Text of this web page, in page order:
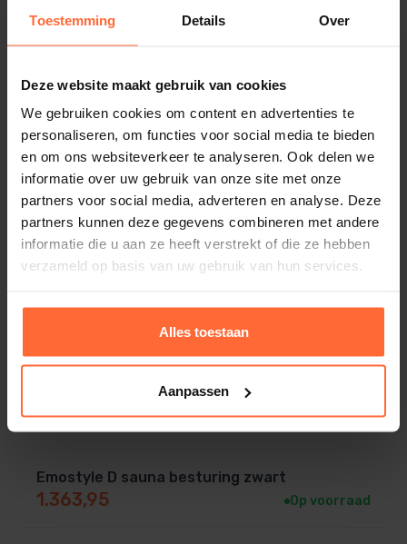
Toestemming Details Over
Deze website maakt gebruik van cookies
We gebruiken cookies om content en advertenties te
personaliseren, om functies voor social media te bieden
en om ons websiteverkeer te analyseren. Ook delen we
informatie over uw gebruik van onze site met onze
partners voor social media, adverteren en analyse. Deze
partners kunnen deze gegevens combineren met andere
informatie die u aan ze heeft verstrekt of die ze hebben
verzameld op basis van uw gebruik van hun services.
Alles toestaan
Aanpassen
De Sentiotec WAVE.COM4C saunabesturing is
verkrijgbaar in de standaard uitvoering en in de
De standaard uitvoering is voorzien van 2
temperatuur sensoren voor een precieze
temperatuurmeting.
De verdamper van het combi-gedeelte van de oven
wordt tijdsproportioneel aangestuurd (de verdamper
staat bijvoorbeeld van elke 5 minuten 1 minuut
ingeschakeld).
temperatuur sensoren voor een precieze
temperatuurmeting.
een luchtvochtigheidssensor.
De verdamper wordt dus geschakeld op basis van
Zowel de WAVE.COM4C (standaard) als de
Emostyle D sauna besturing zwart
1.363,95 Op voorraad